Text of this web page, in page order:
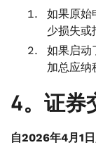
如果原始
少损失或
如果启动
加总应纳
4。证券
自2026年4月1